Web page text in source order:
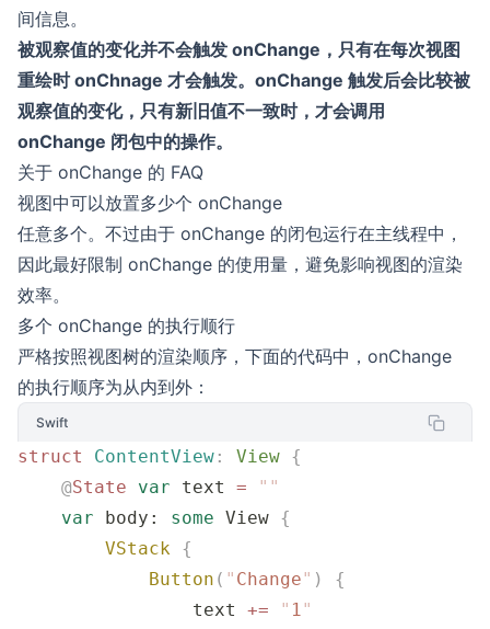
间信息。
被观察值的变化并不会触发 onChange，只有在每次视图
重绘时 onChnage 才会触发。onChange 触发后会比较被
观察值的变化，只有新旧值不一致时，才会调用
onChange 闭包中的操作。
关于 onChange 的 FAQ
视图中可以放置多少个 onChange
任意多个。不过由于 onChange 的闭包运行在主线程中，
因此最好限制 onChange 的使用量，避免影响视图的渲染
效率。
多个 onChange 的执行顺行
严格按照视图树的渲染顺序，下面的代码中，onChange
的执行顺序为从内到外：
Swift
struct ContentView : View {
    @
State var text = ""
    var
body: some View {
        VStack
{
            Button
( " Change" )
{
                text
+= " 1"